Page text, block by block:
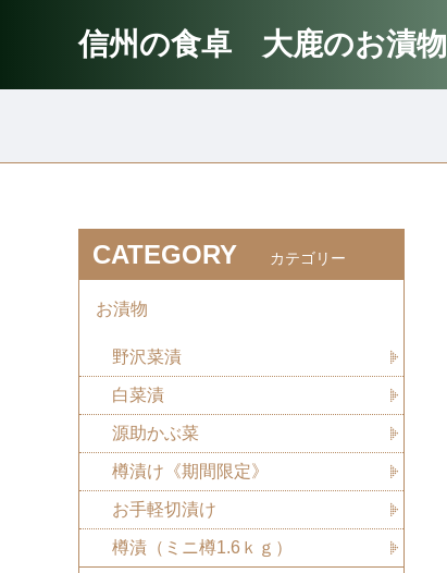
信州の食卓 大鹿のお漬物
CATEGORY カテゴリー
お漬物
野沢菜漬
白菜漬
源助かぶ菜
樽漬け《期間限定》
お手軽切漬け
樽漬（ミニ樽1.6ｋｇ）